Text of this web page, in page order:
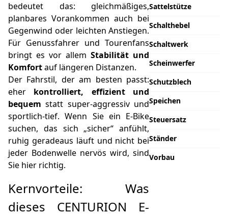
bedeutet das: gleichmäßiges,
planbares Vorankommen auch bei
Gegenwind oder leichten Anstiegen.
Für Genussfahrer und Tourenfans
bringt es vor allemStabilität und
Komfortauf längeren Distanzen.
Der Fahrstil, der am besten passt:
eher kontrolliert, effizient und
bequem statt super-aggressiv und
sportlich-tief. Wenn Sie ein E-Bike
suchen, das sich „sicher“ anfühlt,
ruhig geradeaus läuft und nicht bei
jeder Bodenwelle nervös wird, sind
Sie hier richtig.
Kernvorteile: Was
dieses CENTURION E-
Sattelstütze
Schalthebel
Schaltwerk
Scheinwerfer
Schutzblech
Speichen
Steuersatz
Ständer
Vorbau